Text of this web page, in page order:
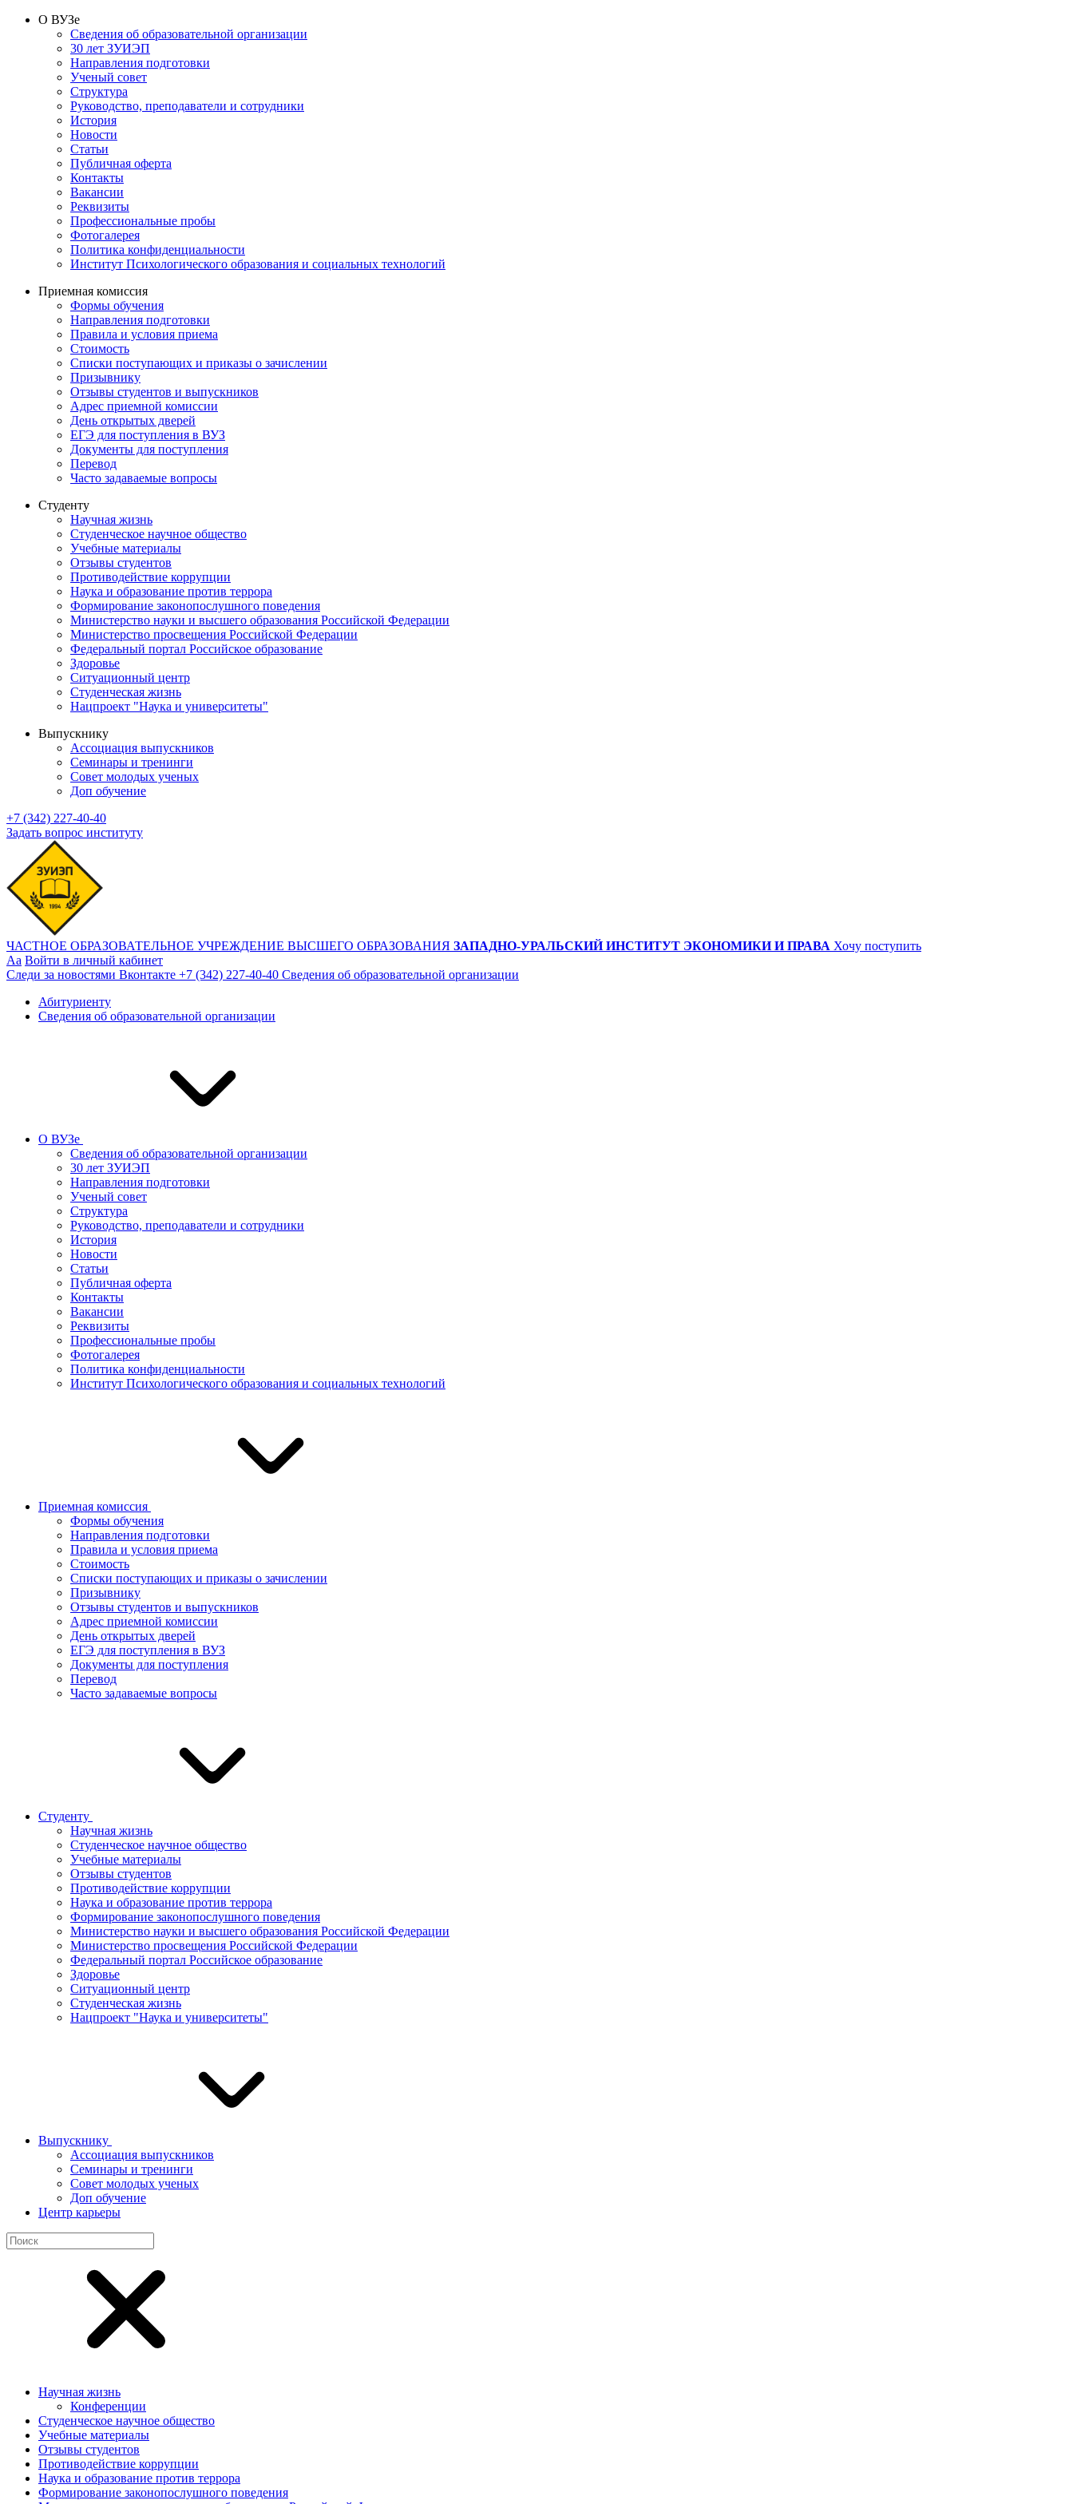
О ВУЗе
Сведения об образовательной организации
30 лет ЗУИЭП
Направления подготовки
Ученый совет
Структура
Руководство, преподаватели и сотрудники
История
Новости
Статьи
Публичная оферта
Контакты
Вакансии
Реквизиты
Профессиональные пробы
Фотогалерея
Политика конфиденциальности
Институт Психологического образования и социальных технологий
Приемная комиссия
Формы обучения
Направления подготовки
Правила и условия приема
Стоимость
Списки поступающих и приказы о зачислении
Призывнику
Отзывы студентов и выпускников
Адрес приемной комиссии
День открытых дверей
ЕГЭ для поступления в ВУЗ
Документы для поступления
Перевод
Часто задаваемые вопросы
Студенту
Научная жизнь
Студенческое научное общество
Учебные материалы
Отзывы студентов
Противодействие коррупции
Наука и образование против террора
Формирование законопослушного поведения
Министерство науки и высшего образования Российской Федерации
Министерство просвещения Российской Федерации
Федеральный портал Российское образование
Здоровье
Ситуационный центр
Студенческая жизнь
Нацпроект "Наука и университеты"
Выпускнику
Ассоциация выпускников
Семинары и тренинги
Совет молодых ученых
Доп обучение
+7 (342) 227-40-40
Задать вопрос институту
ЧАСТНОЕ ОБРАЗОВАТЕЛЬНОЕ УЧРЕЖДЕНИЕ ВЫСШЕГО ОБРАЗОВАНИЯ ЗАПАДНО-УРАЛЬСКИЙ ИНСТИТУТ ЭКОНОМИКИ И ПРАВА Хочу поступить
Aa Войти в личный кабинет
Следи за новостями Вконтакте +7 (342) 227-40-40 Сведения об образовательной организации
Абитуриенту
Сведения об образовательной организации
О ВУЗе
Сведения об образовательной организации
30 лет ЗУИЭП
Направления подготовки
Ученый совет
Структура
Руководство, преподаватели и сотрудники
История
Новости
Статьи
Публичная оферта
Контакты
Вакансии
Реквизиты
Профессиональные пробы
Фотогалерея
Политика конфиденциальности
Институт Психологического образования и социальных технологий
Приемная комиссия
Формы обучения
Направления подготовки
Правила и условия приема
Стоимость
Списки поступающих и приказы о зачислении
Призывнику
Отзывы студентов и выпускников
Адрес приемной комиссии
День открытых дверей
ЕГЭ для поступления в ВУЗ
Документы для поступления
Перевод
Часто задаваемые вопросы
Студенту
Научная жизнь
Студенческое научное общество
Учебные материалы
Отзывы студентов
Противодействие коррупции
Наука и образование против террора
Формирование законопослушного поведения
Министерство науки и высшего образования Российской Федерации
Министерство просвещения Российской Федерации
Федеральный портал Российское образование
Здоровье
Ситуационный центр
Студенческая жизнь
Нацпроект "Наука и университеты"
Выпускнику
Ассоциация выпускников
Семинары и тренинги
Совет молодых ученых
Доп обучение
Центр карьеры
Научная жизнь
Конференции
Студенческое научное общество
Учебные материалы
Отзывы студентов
Противодействие коррупции
Наука и образование против террора
Формирование законопослушного поведения